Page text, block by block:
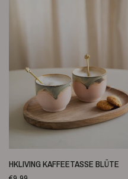
SCHNELLANSICHT
HKLIVING KAFFEETASSE BLÜTE